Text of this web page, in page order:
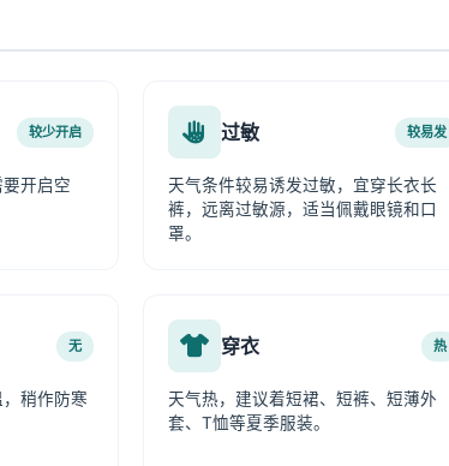
较少开启
开启空
过敏 较易发
天气条件较易诱发过敏，宜穿长衣长
裤，远离过敏源，适当佩戴眼镜和口
罩。
无
稍作防寒
穿衣 热
天气热，建议着短裙、短裤、短薄外
套、T恤等夏季服装。